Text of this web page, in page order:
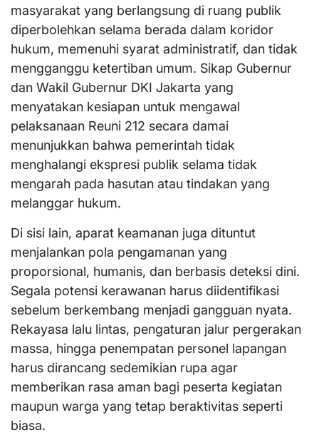
masyarakat yang berlangsung di ruang publik
diperbolehkan selama berada dalam koridor
hukum, memenuhi syarat administratif, dan tidak
mengganggu ketertiban umum. Sikap Gubernur
dan Wakil Gubernur DKI Jakarta yang
menyatakan kesiapan untuk mengawal
pelaksanaan Reuni 212 secara damai
menunjukkan bahwa pemerintah tidak
menghalangi ekspresi publik selama tidak
mengarah pada hasutan atau tindakan yang
melanggar hukum.
Di sisi lain, aparat keamanan juga dituntut
menjalankan pola pengamanan yang
proporsional, humanis, dan berbasis deteksi dini.
Segala potensi kerawanan harus diidentifikasi
sebelum berkembang menjadi gangguan nyata.
Rekayasa lalu lintas, pengaturan jalur pergerakan
massa, hingga penempatan personel lapangan
harus dirancang sedemikian rupa agar
memberikan rasa aman bagi peserta kegiatan
maupun warga yang tetap beraktivitas seperti
biasa.